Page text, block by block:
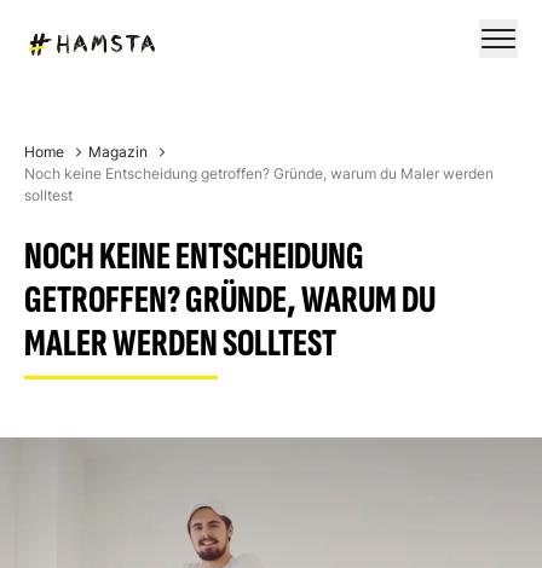
Home
Magazin
Noch keine Entscheidung getroffen? Gründe, warum du Maler werden
solltest
NOCH KEINE ENTSCHEIDUNG
GETROFFEN? GRÜNDE, WARUM DU
MALER WERDEN SOLLTEST